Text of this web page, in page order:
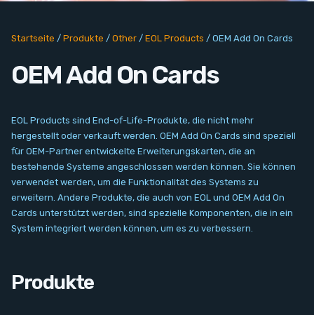
Network
Vision & Video
Software
Signal Conditioning
Sensors and Accessories
Other
Startseite / Produkte / Other / EOL Products / OEM Add On Cards
OEM Add On Cards
EOL Products sind End-of-Life-Produkte, die nicht mehr
hergestellt oder verkauft werden. OEM Add On Cards sind speziell
für OEM-Partner entwickelte Erweiterungskarten, die an
bestehende Systeme angeschlossen werden können. Sie können
verwendet werden, um die Funktionalität des Systems zu
erweitern. Andere Produkte, die auch von EOL und OEM Add On
Cards unterstützt werden, sind spezielle Komponenten, die in ein
System integriert werden können, um es zu verbessern.
Produkte